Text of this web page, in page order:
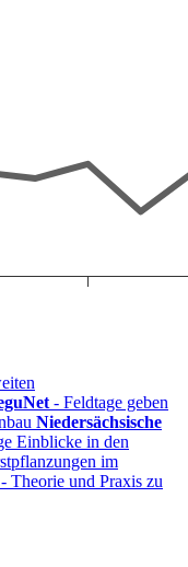
- Feldtage geben
Niedersächsische
Einblicke in den
im
- Theorie und Praxis zu